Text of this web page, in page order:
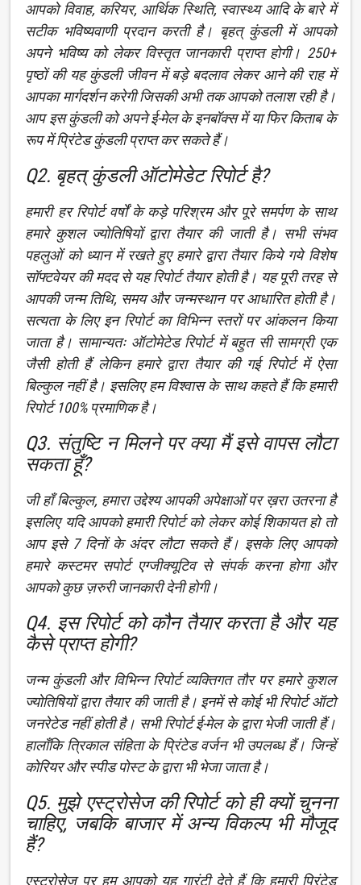
आपको विवाह, करियर, आर्थिक स्थिति, स्वास्थ्य आदि के बारे में
सटीक भविष्यवाणी प्रदान करती है। बृहत् कुंडली में आपको
अपने भविष्य को लेकर विस्तृत जानकारी प्राप्त होगी। 250+
पृष्ठों की यह कुंडली जीवन में बड़े बदलाव लेकर आने की राह में
आपका मार्गदर्शन करेगी जिसकी अभी तक आपको तलाश रही है।
आप इस कुंडली को अपने ई-मेल के इनबॉक्स में या फिर किताब के
रूप में प्रिंटेड कुंडली प्राप्त कर सकते हैं।
Q2. बृहत् कुंडली ऑटोमेडेट रिपोर्ट है?
हमारी हर रिपोर्ट वर्षों के कड़े परिश्रम और पूरे समर्पण के साथ
हमारे कुशल ज्योतिषियों द्वारा तैयार की जाती है। सभी संभव
पहलुओं को ध्यान में रखते हुए हमारे द्वारा तैयार किये गये विशेष
सॉफ्टवेयर की मदद से यह रिपोर्ट तैयार होती है। यह पूरी तरह से
आपकी जन्म तिथि, समय और जन्मस्थान पर आधारित होती है।
सत्यता के लिए इन रिपोर्ट का विभिन्न स्तरों पर आंकलन किया
जाता है। सामान्यतः ऑटोमेटेड रिपोर्ट में बहुत सी सामग्री एक
जैसी होती हैं लेकिन हमारे द्वारा तैयार की गई रिपोर्ट में ऐसा
बिल्कुल नहीं है। इसलिए हम विश्वास के साथ कहते हैं कि हमारी
रिपोर्ट 100% प्रमाणिक है।
Q3. संतुष्टि न मिलने पर क्या मैं इसे वापस लौटा
सकता हूँ?
जी हाँ बिल्कुल, हमारा उद्देश्य आपकी अपेक्षाओं पर ख़रा उतरना है
इसलिए यदि आपको हमारी रिपोर्ट को लेकर कोई शिकायत हो तो
आप इसे 7 दिनों के अंदर लौटा सकते हैं। इसके लिए आपको
हमारे कस्टमर सपोर्ट एग्जीक्यूटिव से संपर्क करना होगा और
आपको कुछ ज़रुरी जानकारी देनी होगी।
Q4. इस रिपोर्ट को कौन तैयार करता है और यह
कैसे प्राप्त होगी?
जन्म कुंडली और विभिन्न रिपोर्ट व्यक्तिगत तौर पर हमारे कुशल
ज्योतिषियों द्वारा तैयार की जाती है। इनमें से कोई भी रिपोर्ट ऑटो
जनरेटेड नहीं होती है। सभी रिपोर्ट ई-मेल के द्वारा भेजी जाती हैं।
हालाँकि त्रिकाल संहिता के प्रिंटेड वर्जन भी उपलब्ध हैं। जिन्हें
कोरियर और स्पीड पोस्ट के द्वारा भी भेजा जाता है।
Q5. मुझे एस्ट्रोसेज की रिपोर्ट को ही क्यों चुनना
चाहिए, जबकि बाजार में अन्य विकल्प भी मौजूद
हैं?
एस्ट्रोसेज पर हम आपको यह गारंटी देते हैं कि हमारी प्रिंटेड